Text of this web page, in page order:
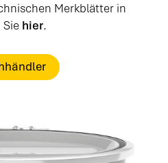
Merkblätter in
hier.